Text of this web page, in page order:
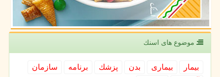
موضوع های اسنك
بیمار بیماری بدن پزشك برنامه
سازمان